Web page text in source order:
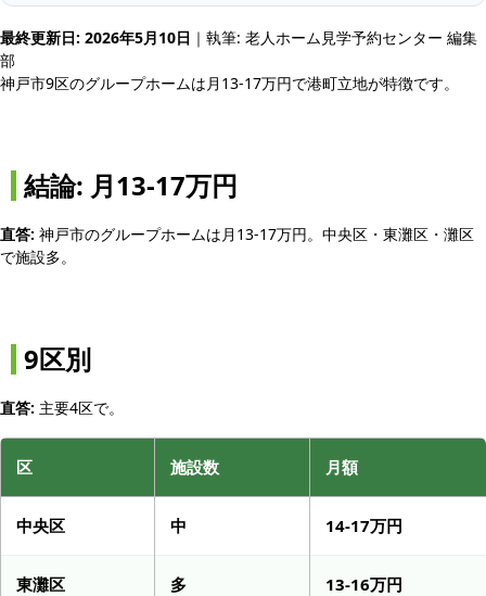
最終更新日: 2026年5月10日 ｜執筆: 老人ホーム見学予約センター 編集
部
神戸市9区のグループホームは月13-17万円で港町立地が特徴です。
結論: 月13-17万円
直答: 神戸市のグループホームは月13-17万円。中央区・東灘区・灘区
で施設多。
9区別
直答: 主要4区で。
区 施設数 月額
中央区 中 14-17万円
東灘区 多 13-16万円